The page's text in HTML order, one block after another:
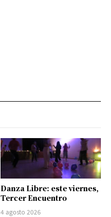
Danza Libre: este viernes,
Tercer Encuentro
4 agosto 2026